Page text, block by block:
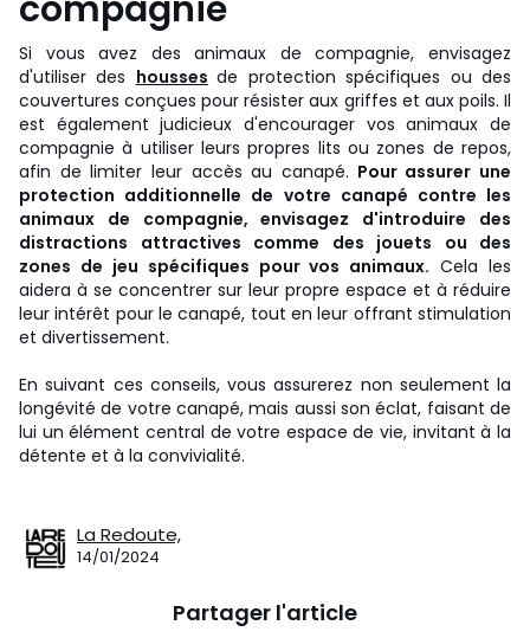
Si vous avez des animaux de compagnie, envisagez
d'utiliser des housses de protection spécifiques ou des
couvertures conçues pour résister aux griffes et aux poils. Il
est également judicieux d'encourager vos animaux de
compagnie à utiliser leurs propres lits ou zones de repos,
afin de limiter leur accès au canapé. Pour assurer une
protection additionnelle de votre canapé contre les
animaux de compagnie, envisagez d'introduire des
distractions attractives comme des jouets ou des
zones de jeu spécifiques pour vos animaux. Cela les
aidera à se concentrer sur leur propre espace et à réduire
leur intérêt pour le canapé, tout en leur offrant stimulation
et divertissement.
En suivant ces conseils, vous assurerez non seulement la
longévité de votre canapé, mais aussi son éclat, faisant de
lui un élément central de votre espace de vie, invitant à la
détente et à la convivialité.
La Redoute,
14/01/2024
Partager l'article